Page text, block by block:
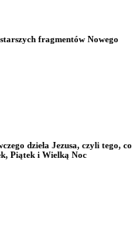
fragmentów Nowego
dzieła Jezusa, czyli tego, co
Piątek i Wielką Noc